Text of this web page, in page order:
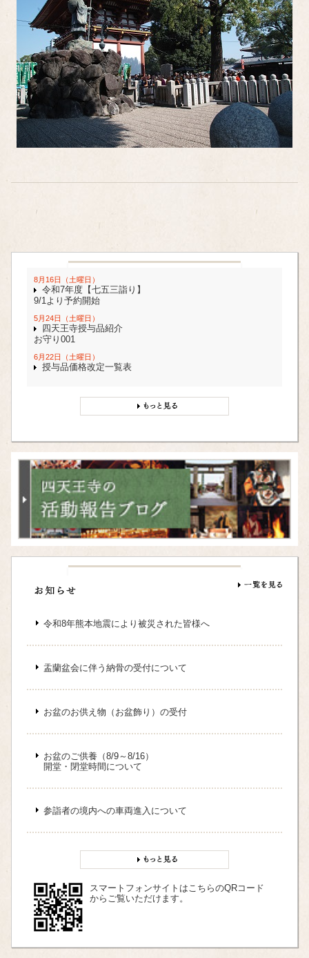
8月16日（土曜日）
令和7年度【七五三詣り】
9/1より予約開始
5月24日（土曜日）
四天王寺授与品紹介
お守り001
6月22日（土曜日）
授与品価格改定一覧表
令和8年熊本地震により被災された皆様へ
盂蘭盆会に伴う納骨の受付について
お盆のお供え物（お盆飾り）の受付
お盆のご供養（8/9～8/16）
開堂・閉堂時間について
参詣者の境内への車両進入について
スマートフォンサイトはこちらのQRコード
からご覧いただけます。